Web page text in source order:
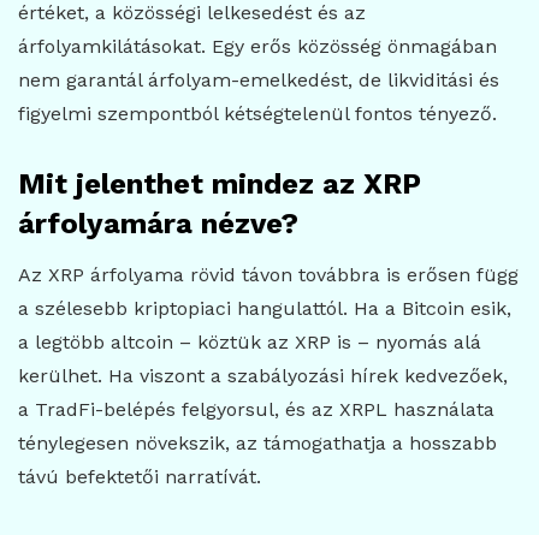
értéket, a közösségi lelkesedést és az
árfolyamkilátásokat. Egy erős közösség önmagában
nem garantál árfolyam-emelkedést, de likviditási és
figyelmi szempontból kétségtelenül fontos tényező.
Mit jelenthet mindez az XRP
árfolyamára nézve?
Az XRP árfolyama rövid távon továbbra is erősen függ
a szélesebb kriptopiaci hangulattól. Ha a Bitcoin esik,
a legtöbb altcoin – köztük az XRP is – nyomás alá
kerülhet. Ha viszont a szabályozási hírek kedvezőek,
a TradFi-belépés felgyorsul, és az XRPL használata
ténylegesen növekszik, az támogathatja a hosszabb
távú befektetői narratívát.